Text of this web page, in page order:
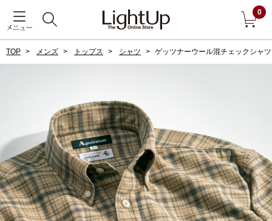
メニュー
0
戻る
コート
ブルゾン
TOP メンズ トップス シャツ ゲッツナーウール混チェックシャツ